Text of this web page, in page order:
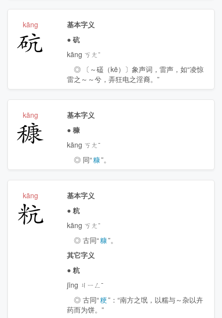
砊
kāng
基本字义
● 砊
kāng ㄎㄤˉ
◎ 〔～礚（kē）〕象声词，雷声，如“凌惊
雷之～～兮，弄狂电之淫裔。”
穅
kāng
基本字义
● 穅
kāng ㄎㄤˉ
◎ 同“糠”。
粇
kāng
基本字义
● 粇
kāng ㄎㄤˉ
◎ 古同“糠”。
其它字义
● 粇
jīng ㄐㄧㄥˉ
◎ 古同“粳”：“南方之氓，以糯与～杂以卉
药而为饼。”